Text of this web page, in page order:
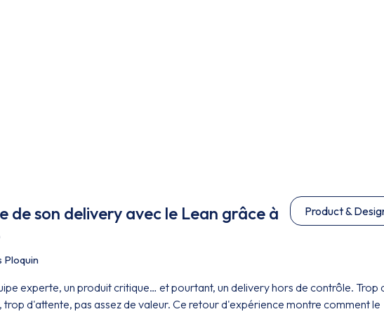
de son delivery avec le Lean grâce à
Product &
Ploquin
experte, un produit critique… et pourtant, un delivery hors de contrôle. Trop
trop d'attente, pas assez de valeur. Ce retour d'expérience montre comment le